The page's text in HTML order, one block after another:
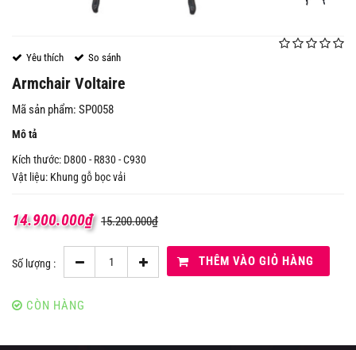
Yêu thích So sánh
Armchair Voltaire
Mã sản phẩm: SP0058
Mô tả
Kích thước: D800 - R830 - C930
Vật liệu: Khung gỗ bọc vải
14.900.000₫ 15.200.000₫
Số lượng : THÊM VÀO GIỎ HÀNG
CÒN HÀNG